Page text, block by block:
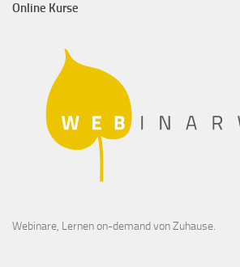
Online Kurse
Webinare, Lernen on-demand von Zuhause.